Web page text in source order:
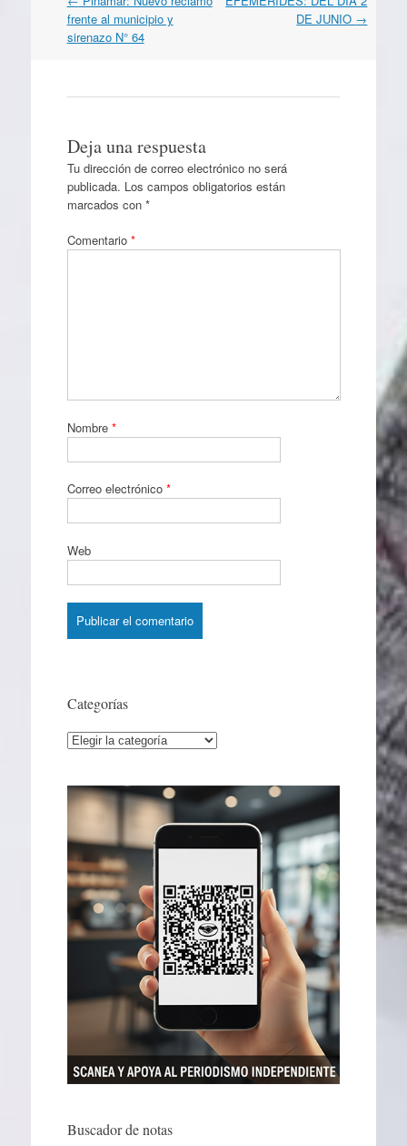
por
artículos
frente al municipio y
sirenazo N° 64
DE JUNIO →
Deja una respuesta
Tu dirección de correo electrónico no será
publicada. Los campos obligatorios están
marcados con *
Comentario *
Nombre *
Correo electrónico *
Web
Categorías
Categorías
Buscador de notas